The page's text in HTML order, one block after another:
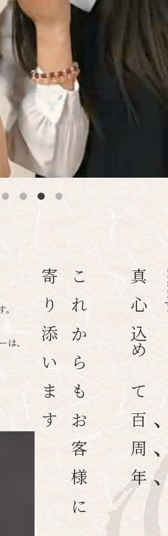
、
真心込めて
百周年
これからもお客様に
寄り添います